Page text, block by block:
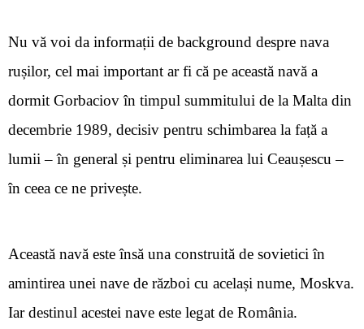
Nu vă voi da informații de background despre nava
rușilor, cel mai important ar fi că pe această navă a
dormit Gorbaciov în timpul summitului de la Malta din
decembrie 1989, decisiv pentru schimbarea la față a
lumii – în general și pentru eliminarea lui Ceaușescu –
în ceea ce ne privește.
Această navă este însă una construită de sovietici în
amintirea unei nave de război cu același nume, Moskva.
Iar destinul acestei nave este legat de România.